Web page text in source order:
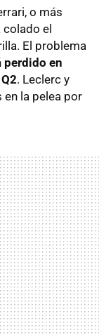
o más
el
El problema
perdido en
. Leclerc y
en la pelea por